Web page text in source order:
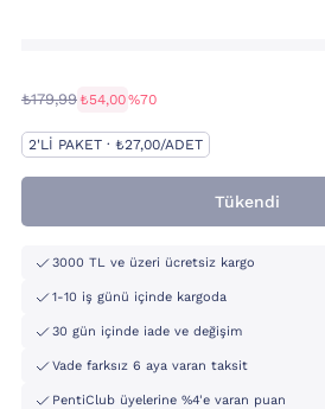
₺179,99 ₺54,00%70
2'LI PAKET · ₺27,00/ADET
Tükendi
3000 TL ve üzeri ücretsiz kargo
1-10 iş günü içinde kargoda
30 gün içinde iade ve değişim
Vade farksız 6 aya varan taksit
PentiClub üyelerine %4'e varan puan